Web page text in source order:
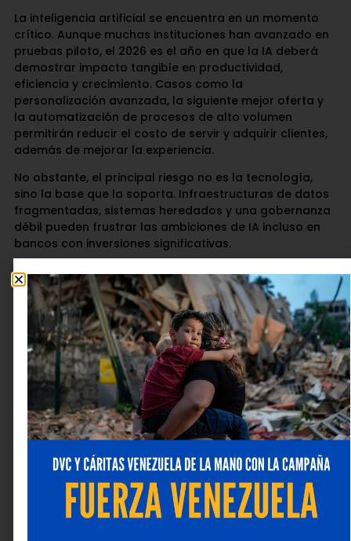
La inteligencia artificial se encuentra en un momento
crítico. Aunque muchas instituciones han avanzado en
pruebas piloto, el 2026 es el año en que la IA deberá
demostrar impacto tangible en productividad,
eficiencia y crecimiento. Casos como la
personalización avanzada, la siguiente mejor oferta y
la automatización de procesos de alto volumen
permitirán reducir el costo de servir y adquirir clientes,
además de mejorar la experiencia.
No obstante, el principal riesgo no es la tecnología,
sino la base que la soporta. Infraestructuras de datos
fragmentadas, sistemas heredados y una gobernanza
débil pueden frustrar las ambiciones de IA incluso en
bancos con inversiones significativas.
“La IA solo puede escalar si se apoya en datos preparados
para IA: confiables, oportunos, amplios y gobernados de
forma segura. Sin esta base, las iniciativas corren el riesgo
de quedarse en pilotos aislados”, agregó Valderrama.
Datos, infraestructura y riesgos
emergentes
Deloitte advierte que los bancos deberán acelerar la
modernización de su infraestructura tecnológica y de
datos, avanzando simultáneamente en calidad,
trazabilidad, acceso y seguridad de la información.
Esta base será clave no solo para escalar la IA, sino
también para fortalecer la gestión de riesgos,
particularmente frente al aumento del crimen
financiero habilitado por tecnologías avanzadas.